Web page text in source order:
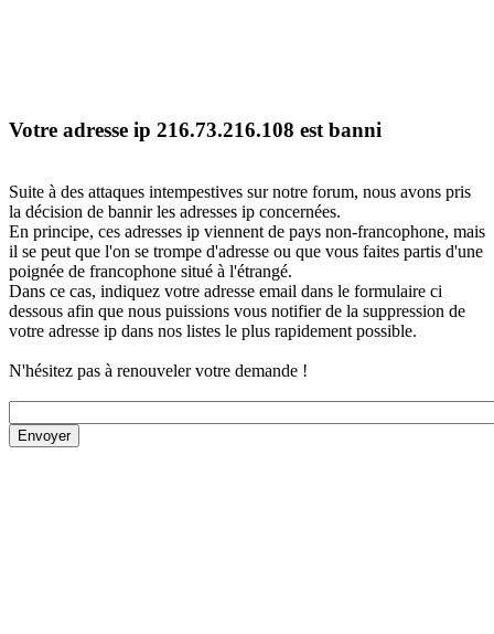
Votre adresse ip 216.73.216.108 est banni
Suite à des attaques intempestives sur notre forum, nous avons pris
la décision de bannir les adresses ip concernées.
En principe, ces adresses ip viennent de pays non-francophone, mais
il se peut que l'on se trompe d'adresse ou que vous faites partis d'une
poignée de francophone situé à l'étrangé.
Dans ce cas, indiquez votre adresse email dans le formulaire ci
dessous afin que nous puissions vous notifier de la suppression de
votre adresse ip dans nos listes le plus rapidement possible.
N'hésitez pas à renouveler votre demande !